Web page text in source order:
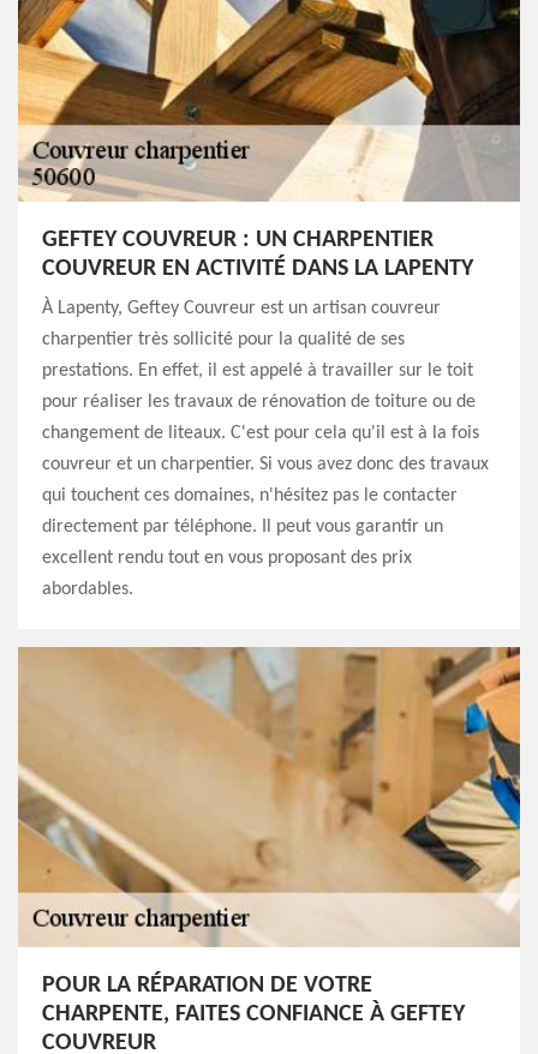
GEFTEY COUVREUR : UN CHARPENTIER
COUVREUR EN ACTIVITÉ DANS LA LAPENTY
À Lapenty, Geftey Couvreur est un artisan couvreur
charpentier très sollicité pour la qualité de ses
prestations. En effet, il est appelé à travailler sur le toit
pour réaliser les travaux de rénovation de toiture ou de
changement de liteaux. C'est pour cela qu'il est à la fois
couvreur et un charpentier. Si vous avez donc des travaux
qui touchent ces domaines, n'hésitez pas le contacter
directement par téléphone. Il peut vous garantir un
excellent rendu tout en vous proposant des prix
abordables.
POUR LA RÉPARATION DE VOTRE
CHARPENTE, FAITES CONFIANCE À GEFTEY
COUVREUR